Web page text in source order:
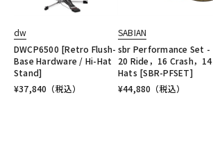
dw
DWCP6500 [Retro Flush-
Base Hardware / Hi-Hat
Stand]
¥37,840 （税込）
SABIAN
sbr Performance Set -
20 Ride，16 Crash，14
Hats [SBR-PFSET]
¥44,880 （税込）